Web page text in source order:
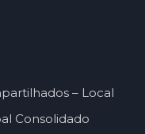
– Local
Consolidado